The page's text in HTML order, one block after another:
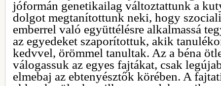
jóformán genetikailag változtattunk a
dolgot megtanítottunk neki, hogy
emberrel való együttélésre alkalmassá
az egyedeket szaporítottuk, akik
kedvvel, örömmel tanultak. Az a béna
válogassuk az egyes fajtákat, csak
elmebaj az ebtenyésztők körében. A